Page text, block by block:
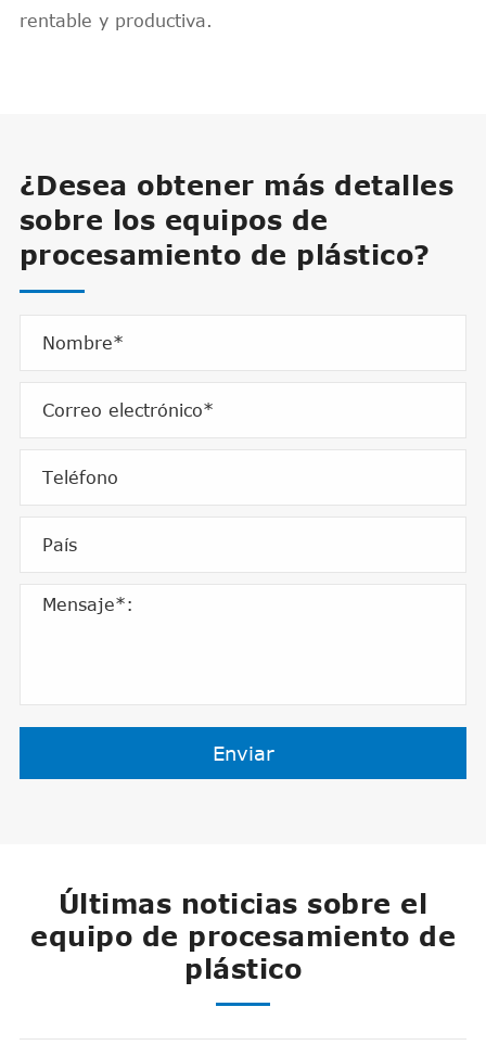
rentable y productiva.
¿Desea obtener más detalles
sobre los equipos de
procesamiento de plástico?
Enviar
Últimas noticias sobre el
equipo de procesamiento de
plástico